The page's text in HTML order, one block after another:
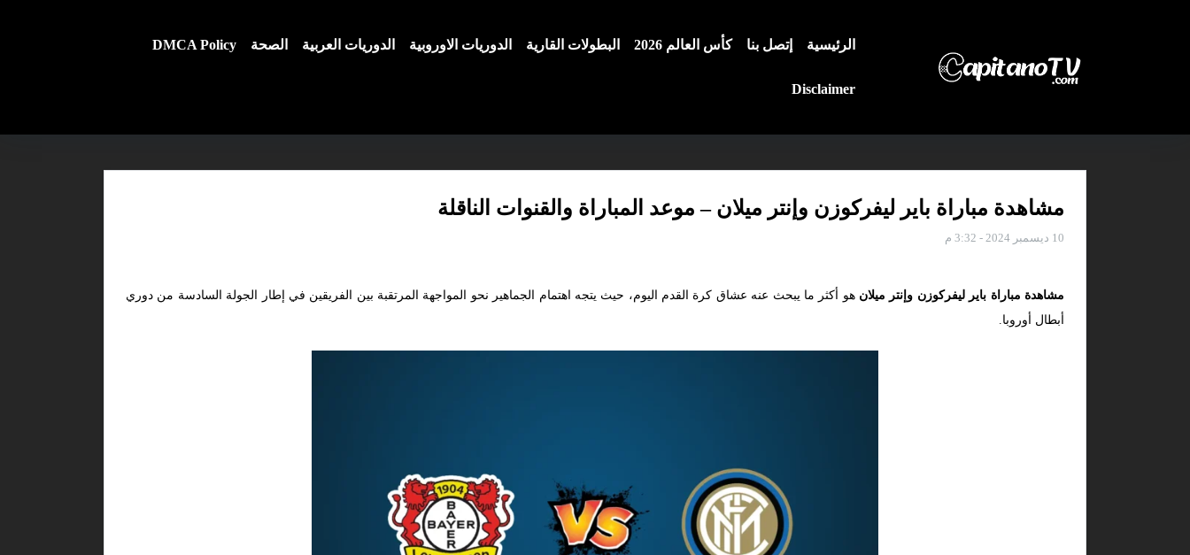
الرئيسية إتصل بنا كأس العالم 2026 البطولات القارية الدوريات الاوروبية الدوريات العربية الصحة DMCA Policy
Disclaimer
مشاهدة مباراة باير ليفركوزن وإنتر ميلان – موعد المباراة والقنوات الناقلة
10 ديسمبر 2024 - 3:32 م
مشاهدة مباراة باير ليفركوزن وإنتر ميلان هو أكثر ما يبحث عنه عشاق كرة القدم اليوم، حيث يتجه اهتمام الجماهير نحو المواجهة المرتقبة بين الفريقين في إطار الجولة السادسة من دوري
أبطال أوروبا.